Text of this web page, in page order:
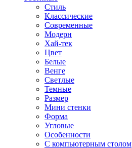
Стиль
Классические
Современные
Модерн
Хай-тек
Цвет
Белые
Венге
Светлые
Темные
Размер
Мини стенки
Форма
Угловые
Особенности
С компьютерным столом